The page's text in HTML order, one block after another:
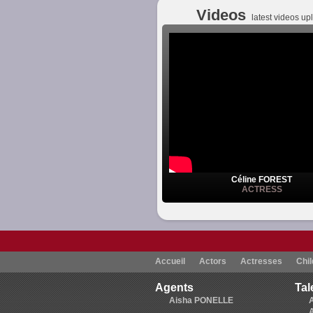
Videos latest videos
Céline FOREST
ACTRESS
Accueil Actors Actresses
Agents
Aisha PONELLE